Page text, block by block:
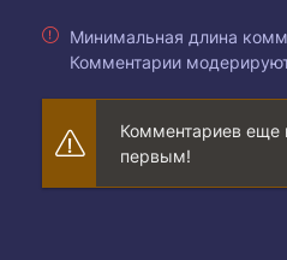
Минимальная длина
Комментарии
Комментариев еще
первым!